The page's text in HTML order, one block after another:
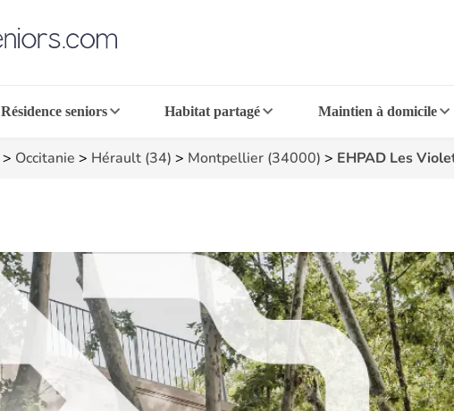
Résidence seniors Habitat partagé Maintien à domicile
> Occitanie > Hérault (34) > Montpellier (34000) > EHPAD Les